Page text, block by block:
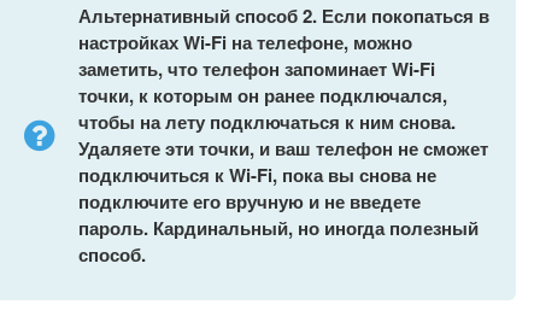
Альтернативный способ 2. Если покопаться в
настройках Wi-Fi на телефоне, можно
заметить, что телефон запоминает Wi-Fi
точки, к которым он ранее подключался,
чтобы на лету подключаться к ним снова.
Удаляете эти точки, и ваш телефон не сможет
подключиться к Wi-Fi, пока вы снова не
подключите его вручную и не введете
пароль. Кардинальный, но иногда полезный
способ.